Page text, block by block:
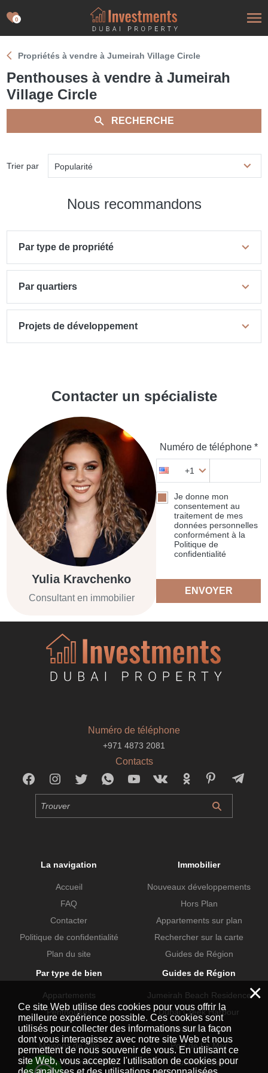
0
Propriétés à vendre à Jumeirah Village Circle
Penthouses à vendre à Jumeirah
Village Circle
RECHERCHE
Trier par Popularité
Nous recommandons
Par type de propriété
Par quartiers
Projets de développement
Contacter un spécialiste
Yulia Kravchenko
Consultant en immobilier
Numéro de téléphone *
+1
Je donne mon
consentement au
traitement de mes
données personnelles
conformément à la
Politique de
confidentialité
ENVOYER
Numéro de téléphone
+971 4873 2081
Contacts
La navigation
Accueil
FAQ
Contacter
Politique de confidentialité
Plan du site
Immobilier
Nouveaux développements
Hors Plan
Appartements sur plan
Rechercher sur la carte
Guides de Région
Par type de bien
Appartements
Penthouses
Villas
Maisons de ville
Propriétés commerciales
Guides de Région
Jumeirah Beach Residence
Dubai Creek Harbour
Dubai Hills Estate
Port de La Mer
Business Bay
×
Ce site Web utilise des cookies pour vous offrir la
meilleure expérience possible. Ces cookies sont
utilisés pour collecter des informations sur la façon
dont vous interagissez avec notre site Web et nous
permettent de nous souvenir de vous. En utilisant ce
site Web, vous acceptez l'utilisation de cookies pour